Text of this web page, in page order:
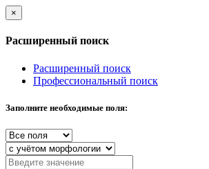
×
Расширенный поиск
Расширенный поиск
Профессиональный поиск
Заполните необходимые поля: